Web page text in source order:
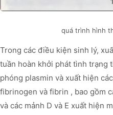
quá trình hình
Trong các điều kiện sinh lý,
tuần hoàn khởi phát tình trạng
phóng plasmin và xuất hiện
fibrinogen và fibrin , bao gồm
và các mảnh D và E xuất hiện